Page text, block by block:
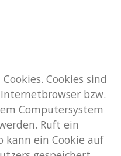
Cookies sind
bzw.
Computersystem
Ruft ein
kann ein Cookie auf